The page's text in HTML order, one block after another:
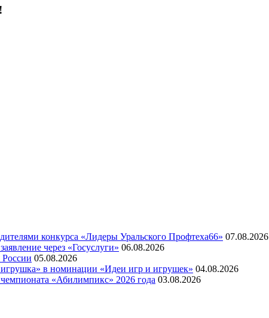
конкурса «Лидеры Уральского Профтеха66» 07.08.2026
через «Госуслуги» 06.08.2026
05.08.2026
игрушка» в номинации «Идеи игр и игрушек» 04.08.2026
«Абилимпикс» 2026 года 03.08.2026